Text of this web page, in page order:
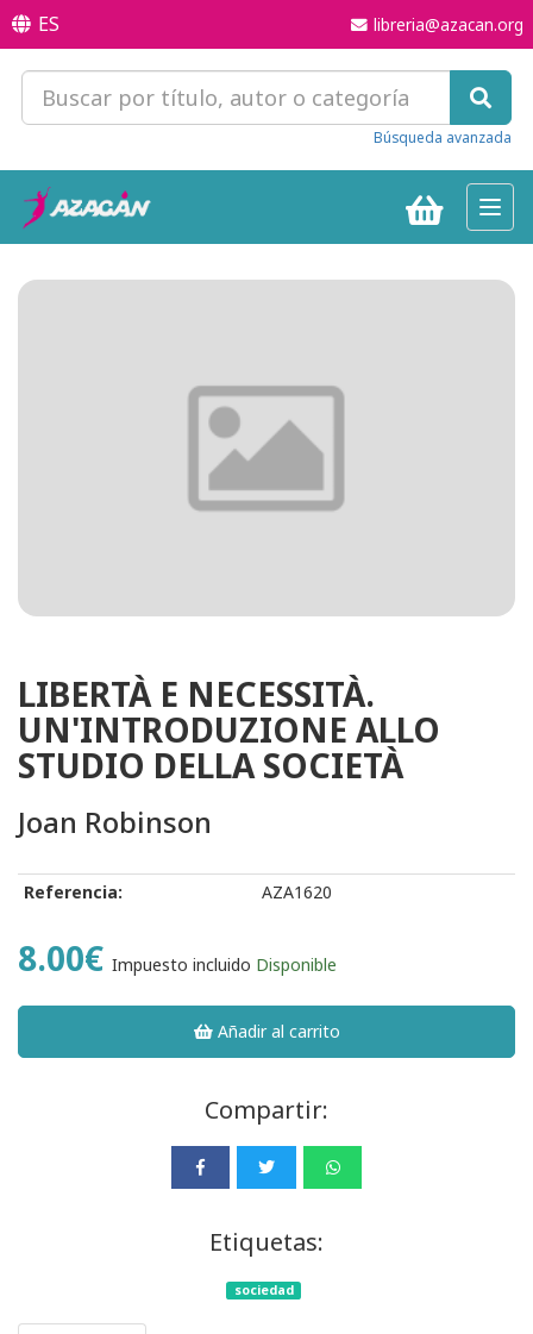
ES libreria@azacan.org
Búsqueda avanzada
LIBERTÀ E NECESSITÀ.
UN'INTRODUZIONE ALLO
STUDIO DELLA SOCIETÀ
Joan Robinson
Referencia: AZA1620
8.00€ Impuesto incluido Disponible
Añadir al carrito
Compartir:
Etiquetas:
sociedad